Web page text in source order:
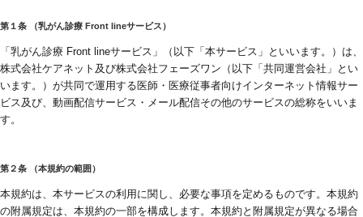
第１条 （乳がん診療 Front lineサービス）
「乳がん診療 Front lineサービス」（以下「本サービス」といいます。）は、
株式会社ケアネット及び株式会社フェーズワン（以下「共同運営会社」とい
います。）が共同で運用する医師・医療従事者向けインターネット情報サー
ビス及び、動画配信サービス・メール配信その他のサービスの総称をいいま
す。
第２条 （本規約の範囲）
本規約は、本サービスの利用に関し、必要な事項を定めるものです。本規約
の附属規定は、本規約の一部を構成します。本規約と附属規定が異なる場合